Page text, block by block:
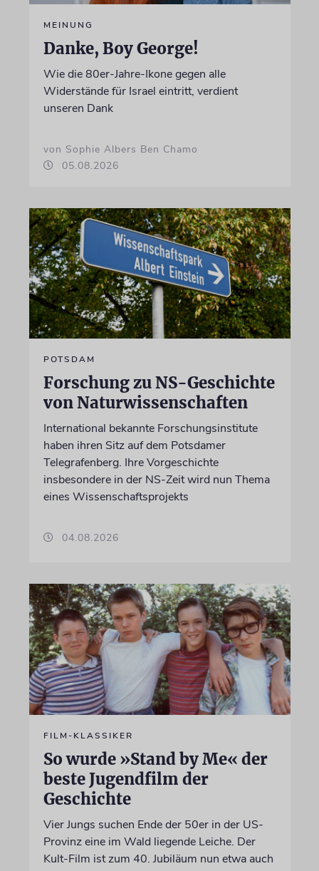
MEINUNG
Danke, Boy George!
Wie die 80er-Jahre-Ikone gegen alle
Widerstände für Israel eintritt, verdient
unseren Dank
von Sophie Albers Ben Chamo
05.08.2026
POTSDAM
Forschung zu NS-Geschichte
von Naturwissenschaften
International bekannte Forschungsinstitute
haben ihren Sitz auf dem Potsdamer
Telegrafenberg. Ihre Vorgeschichte
insbesondere in der NS-Zeit wird nun Thema
eines Wissenschaftsprojekts
04.08.2026
FILM-KLASSIKER
So wurde »Stand by Me« der
beste Jugendfilm der
Geschichte
Vier Jungs suchen Ende der 50er in der US-
Provinz eine im Wald liegende Leiche. Der
Kult-Film ist zum 40. Jubiläum nun etwa auch